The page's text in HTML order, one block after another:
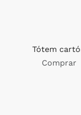
Tótem
Comprar